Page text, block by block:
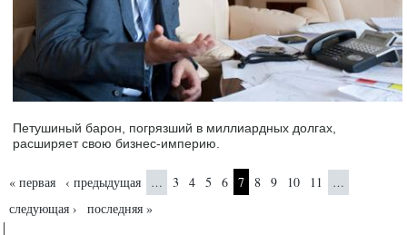
Петушиный барон, погрязший в миллиардных долгах,
расширяет свою бизнес-империю.
Страницы
« первая ‹ предыдущая … 3 4 5 6 7 8 9 10 11 …
следующая › последняя »